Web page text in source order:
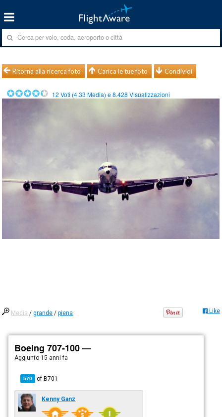
Ritorna alla ricerca foto Carica le tue foto Condividi
12 Voti (4.33 Media) e8.428 Visualizzazioni
Media /grande /piena Like
Boeing 707-100 —
Aggiunto 15 anni fa
570 ofB701
Kenny Ganz